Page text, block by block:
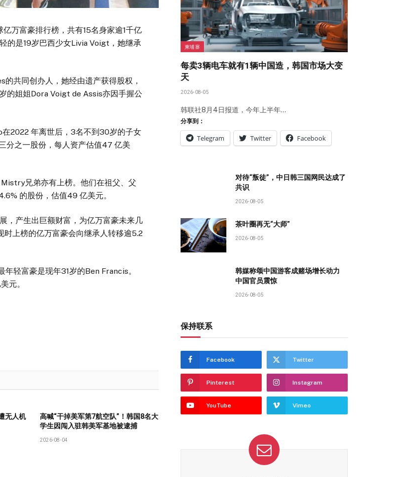
万富豪排行榜，共有15名身家逾1千亿
的是19岁巴西少女Livia Voigt，她继承
共同创办人，她经由遗产获得股权，
的姐姐Dora Voigt de Assis亦因手握公
2022 年离世后，3名不到30岁的子女
分之一股份，每人资产估值47 亿美
兄弟亦有上榜。他们在祖父、父
的股份，估值49 亿美元。
产生出巨额财富，为亿万富豪未来几
上榜的亿万富豪会向继承人转移逾5.2
轻富豪是现年31岁的Ben Francis。
元。
无人机
高喊“干掉美军第7航空队”！韩国8名大
学生因闯入驻韩美军基地被逮捕
2026-08-04
柬埔寨
每卖3辆电车就有1辆中国造，韩国市场大变
天
2026-08-05
韩联社8月4日报道，今年上半年…
分享到：
Telegram Twitter Facebook
对待“叛徒”，中日韩三国网民达成了
共识
2026-08-05
茶叶圈再无“大师”
2026-08-05
韩媒称颂中国游客成赌场增长动力
中国官员震惊
2026-08-05
保持联系
Facebook Twitter
Pinterest Instagram
YouTube Vimeo